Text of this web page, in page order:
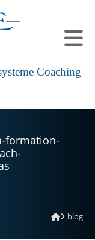
Coaching
formation-
blog